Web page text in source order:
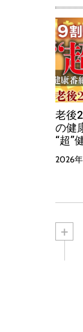
老後
の健
“超”
2026
+